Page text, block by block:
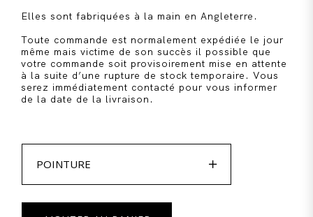
Elles sont fabriquées à la main en Angleterre.
Toute commande est normalement expédiée le jour
même mais victime de son succès il possible que
votre commande soit provisoirement mise en attente
à la suite d’une rupture de stock temporaire. Vous
serez immédiatement contacté pour vous informer
de la date de la livraison.
POINTURE